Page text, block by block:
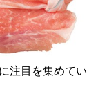
注目を集めてい